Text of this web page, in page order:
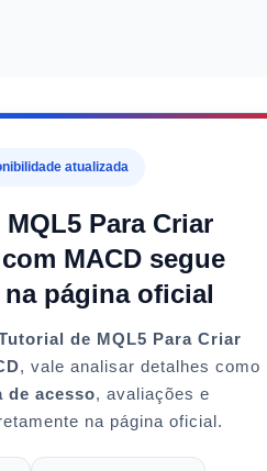
atualizada
Para Criar
MACD segue
página oficial
de MQL5 Para Criar
, vale analisar detalhes como
de acesso, avaliações e
na página oficial.